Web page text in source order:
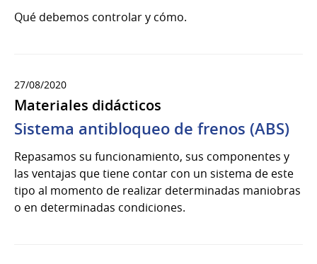
Qué debemos controlar y cómo.
27/08/2020
Materiales didácticos
Sistema antibloqueo de frenos (ABS)
Repasamos su funcionamiento, sus componentes y
las ventajas que tiene contar con un sistema de este
tipo al momento de realizar determinadas maniobras
o en determinadas condiciones.